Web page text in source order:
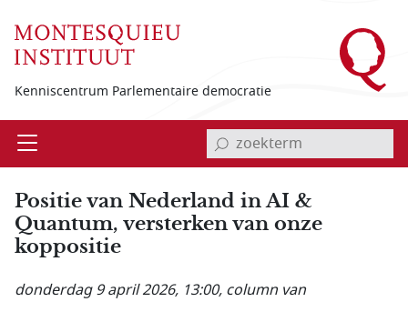
Kenniscentrum Parlementaire democratie
Open invoerveld zoekterm
Positie van Nederland in AI &
Quantum, versterken van onze
koppositie
donderdag 9 april 2026, 13:00, column van